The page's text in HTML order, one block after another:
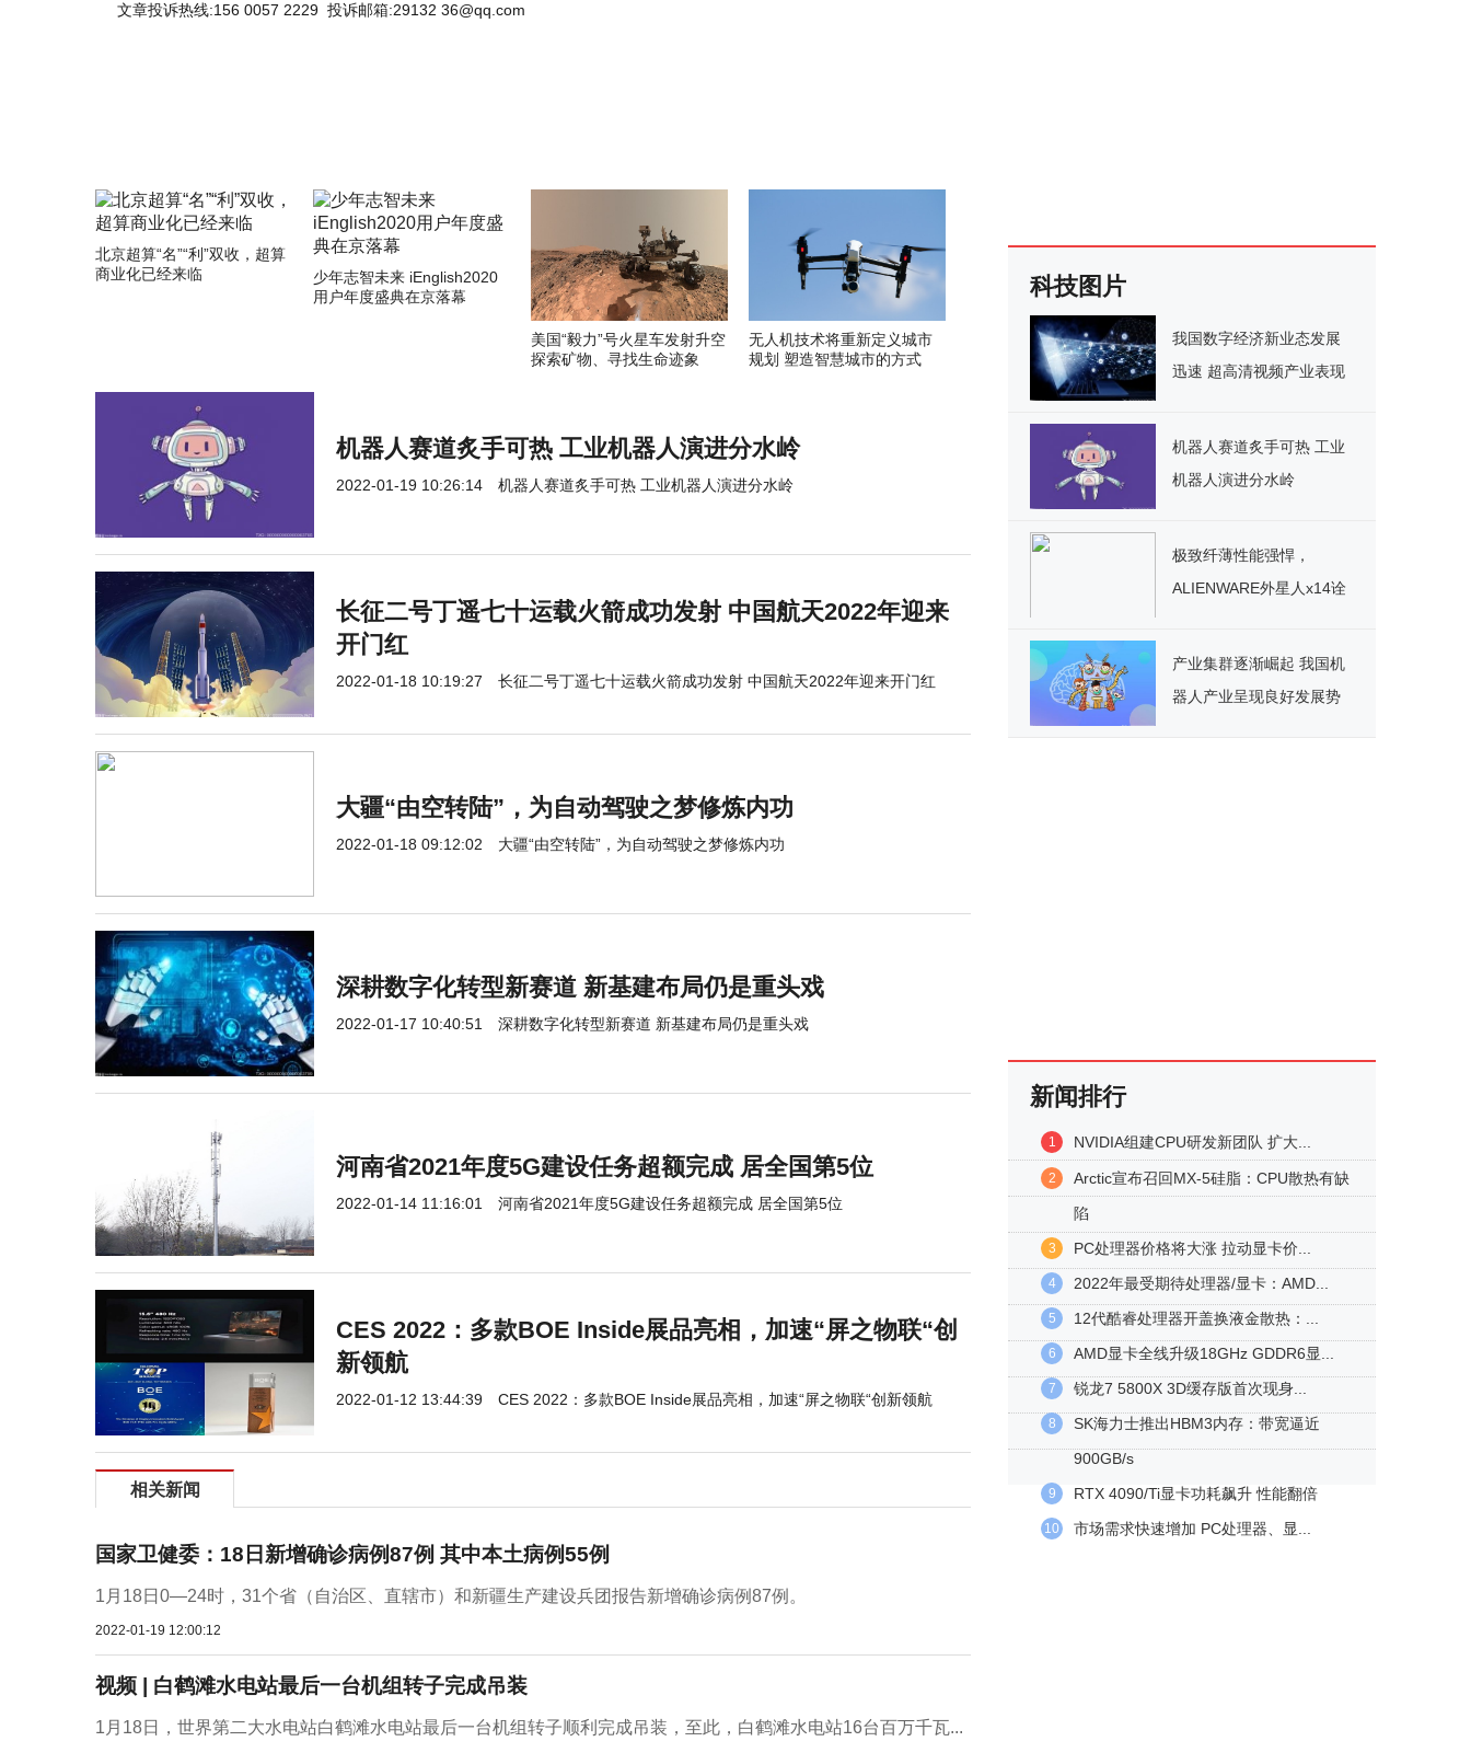
文章投诉热线:156 0057 2229 投诉邮箱:29132 36@qq.com
北京超算“名”“利”双收，超算
商业化已经来临
少年志智未来 iEnglish2020
用户年度盛典在京落幕
美国“毅力”号火星车发射升空
探索矿物、寻找生命迹象
无人机技术将重新定义城市
规划 塑造智慧城市的方式
机器人赛道炙手可热 工业机器人演进分水岭
2022-01-19 10:26:14 机器人赛道炙手可热 工业机器人演进分水岭
长征二号丁遥七十运载火箭成功发射 中国航天2022年迎来
开门红
2022-01-18 10:19:27 长征二号丁遥七十运载火箭成功发射 中国航天2022年迎来开门红
大疆“由空转陆”，为自动驾驶之梦修炼内功
2022-01-18 09:12:02 大疆“由空转陆”，为自动驾驶之梦修炼内功
深耕数字化转型新赛道 新基建布局仍是重头戏
2022-01-17 10:40:51 深耕数字化转型新赛道 新基建布局仍是重头戏
河南省2021年度5G建设任务超额完成 居全国第5位
2022-01-14 11:16:01 河南省2021年度5G建设任务超额完成 居全国第5位
CES 2022：多款BOE Inside展品亮相，加速“屏之物联“创
新领航
2022-01-12 13:44:39 CES 2022：多款BOE Inside展品亮相，加速“屏之物联“创新领航
相关新闻
国家卫健委：18日新增确诊病例87例 其中本土病例55例
1月18日0—24时，31个省（自治区、直辖市）和新疆生产建设兵团报告新增确诊病例87例。
2022-01-19 12:00:12
视频 | 白鹤滩水电站最后一台机组转子完成吊装
1月18日，世界第二大水电站白鹤滩水电站最后一台机组转子顺利完成吊装，至此，白鹤滩水电站16台百万千瓦...
科技图片
我国数字经济新业态发展
迅速 超高清视频产业表现
机器人赛道炙手可热 工业
机器人演进分水岭
极致纤薄性能强悍，
ALIENWARE外星人x14诠
产业集群逐渐崛起 我国机
器人产业呈现良好发展势
新闻排行
1 NVIDIA组建CPU研发新团队 扩大...
2
Arctic宣布召回MX-5硅脂：CPU散热有缺
陷
3 PC处理器价格将大涨 拉动显卡价...
4 2022年最受期待处理器/显卡：AMD...
5 12代酷睿处理器开盖换液金散热：...
6 AMD显卡全线升级18GHz GDDR6显...
7 锐龙7 5800X 3D缓存版首次现身...
8
SK海力士推出HBM3内存：带宽逼近
900GB/s
9 RTX 4090/Ti显卡功耗飙升 性能翻倍
10 市场需求快速增加 PC处理器、显...